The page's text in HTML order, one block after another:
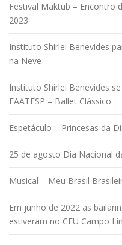
Festival Maktub – Encontro
2023
Instituto Shirlei Benevides
na Neve
Instituto Shirlei Benevides
FAATESP – Ballet Clássico
Espetáculo – Princesas da
25 de agosto Dia Nacional
Musical – Meu Brasil
Em junho de 2022 as
estiveram no CEU Campo